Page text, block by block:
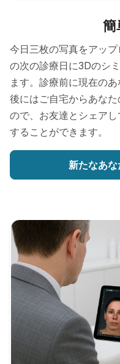
簡
今日三枚の写真をアップ
の次の診療日に3Dのシ
ます。診療前に現在の
後にはご自宅からあな
ので、お友達とシェア
することができます。
新たなあな